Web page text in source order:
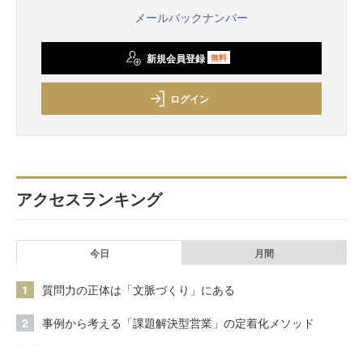
メールバックナンバー
新規会員登録 無料
ログイン
アクセスランキング
今日 月間
1 質問力の正体は「文脈づくり」にある
2 事例から考える「課題解決型営業」の定着化メソッド